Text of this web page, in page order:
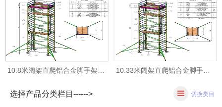
选择产品分类栏目------> 切换类目